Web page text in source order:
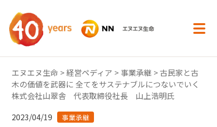
エヌエヌ生命 >経営ペディア > 事業承継 > 古民家と古
木の価値を武器に 全てをサステナブルにつないでいく
株式会社山翠舎 代表取締役社長 山上浩明氏
2023/04/19
事業承継